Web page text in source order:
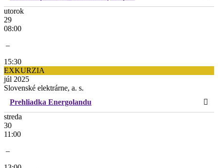
utorok
29
08:00
–
15:30
EXKURZIA
júl 2025
Slovenské elektrárne, a. s.
Prehliadka Energolandu
streda
30
11:00
–